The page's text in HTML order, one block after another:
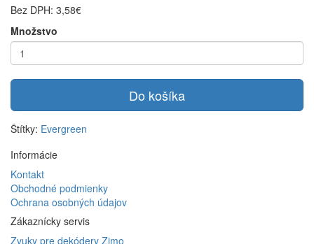
Bez DPH: 3,58€
Množstvo
Do košíka
Štítky: Evergreen
Informácie
Kontakt
Obchodné podmienky
Ochrana osobných údajov
Zákaznícky servis
Zvuky pre dekódery Zimo